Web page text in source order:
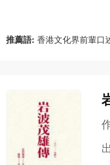
推薦語: 香港文化界前輩口